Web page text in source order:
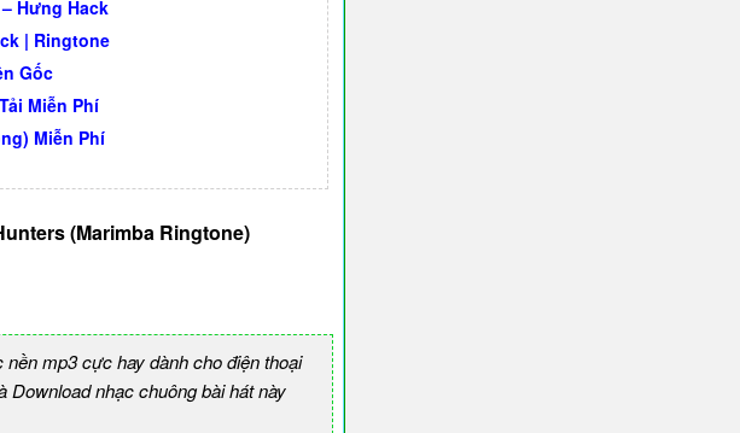
Hưng Hack
| Ringtone
Gốc
Miễn Phí
Miễn Phí
(Marimba Ringtone)
nền mp3 cực hay dành cho điện thoại
Download nhạc chuông bài hát này